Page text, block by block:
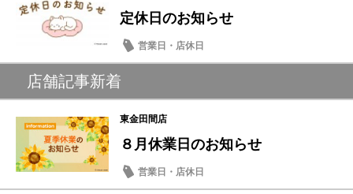
定休日のお知らせ
営業日・店休日
店舗記事新着
東金田間店
８月休業日のお知らせ
営業日・店休日